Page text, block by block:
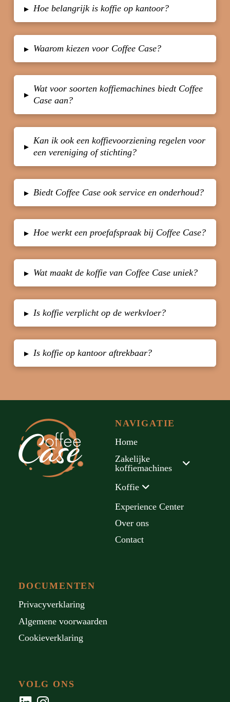
▸ Hoe belangrijk is koffie op kantoor?
▸ Waarom kiezen voor Coffee Case?
▸
Wat voor soorten koffiemachines biedt Coffee
Case aan?
▸
Kan ik ook een koffievoorziening regelen voor
een vereniging of stichting?
▸ Biedt Coffee Case ook service en onderhoud?
▸ Hoe werkt een proefafspraak bij Coffee Case?
▸ Wat maakt de koffie van Coffee Case uniek?
▸ Is koffie verplicht op de werkvloer?
▸ Is koffie op kantoor aftrekbaar?
NAVIGATIE
Home
Zakelijke
koffiemachines
Koffie
Experience Center
Over ons
Contact
DOCUMENTEN
Privacyverklaring
Algemene voorwaarden
Cookieverklaring
VOLG ONS